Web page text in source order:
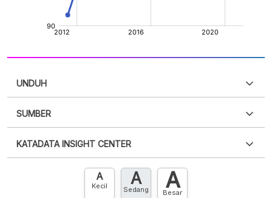
UNDUH
XLS
SUMBER
punya akun?Silakan Daftar sekarang
KATADATA INSIGHT CENTER
Hubungi sekarang »
A
Kecil A
Sedang A
Besar